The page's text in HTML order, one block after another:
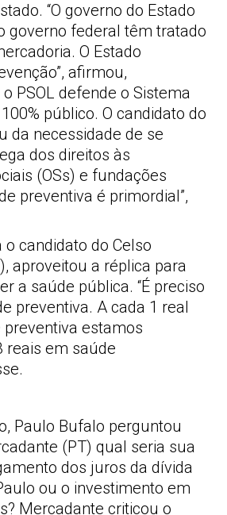
“O governo do Estado
governo federal têm tratado
O Estado
afirmou,
PSOL defende o Sistema
público. O candidato do
da necessidade de se
dos direitos às
(OSs) e fundações
preventiva é primordial”,
candidato do Celso
aproveitou a réplica para
a saúde pública. “É preciso
preventiva. A cada 1 real
estamos
reais em saúde
Paulo Bufalo perguntou
(PT) qual seria sua
dos juros da dívida
ou o investimento em
Mercadante criticou o